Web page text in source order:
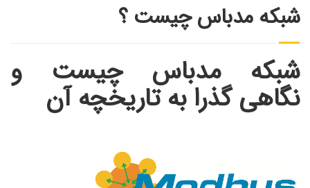
شبکه مدباس چیست ؟
شبکه مدباس چیست و
نگاهی گذرا به تاریخچه آن